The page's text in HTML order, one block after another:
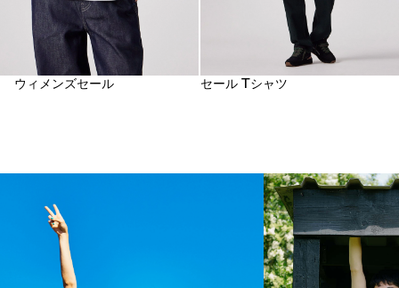
ウィメンズセール セール Tシャツ